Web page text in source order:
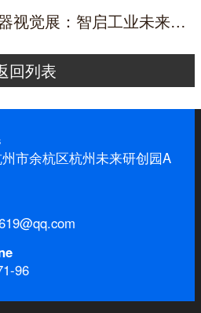
2025中国机器视觉展：智启工业未来新“视”界
回列表
市余杭区杭州未来研创园A
96